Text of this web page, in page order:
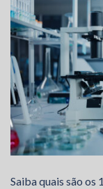
Saiba quais são os